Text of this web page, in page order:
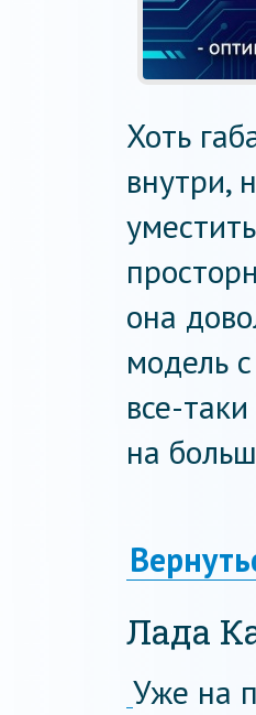
Хоть
внутри,
она
модель
все-
на
Лада
Уже на